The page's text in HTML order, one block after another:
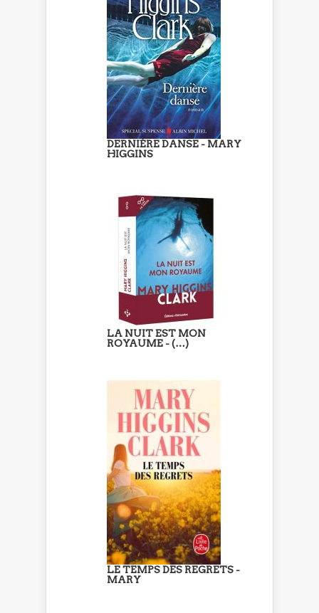
DERNIÈRE DANSE - MARY
HIGGINS
LA NUIT EST MON
ROYAUME - (…)
LE TEMPS DES REGRETS -
MARY